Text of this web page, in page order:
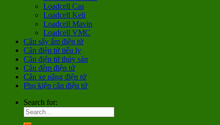
Loadcell Cas
Loadcell Keli
Loadcell Mavin
Loadcell VMC
Cân sấy ẩm điện tử
Cân điện tử tiểu ly
Cân điện tử thủy sản
Cân đếm điện tử
Cân xe nâng điện tử
Phụ kiện cân điện tử
Search for: